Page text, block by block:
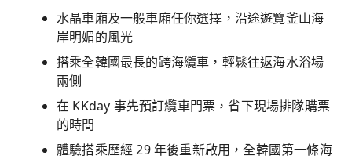
水晶車廂及一般車廂任你選擇，沿途遊覽釜山海
岸明媚的風光
搭乘全韓國最長的跨海纜車，輕鬆往返海水浴場
兩側
在 KKday 事先預訂纜車門票，省下現場排隊購票
的時間
體驗搭乘歷經 29 年後重新啟用，全韓國第一條海